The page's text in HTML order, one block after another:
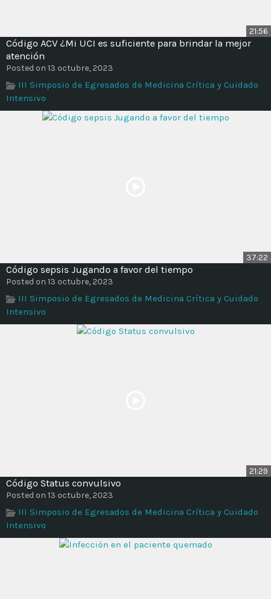
21:56
Código ACV ¿Mi UCI es suficiente para brindar la mejor
atención
Posted on 13 octubre, 2023
III Simposio de Egresados de Medicina Crítica y Cuidado
Intensivo
37:22
Código sepsis Jugando a favor del tiempo
Posted on 13 octubre, 2023
III Simposio de Egresados de Medicina Crítica y Cuidado
Intensivo
21:29
Código Status convulsivo
Posted on 13 octubre, 2023
III Simposio de Egresados de Medicina Crítica y Cuidado
Intensivo